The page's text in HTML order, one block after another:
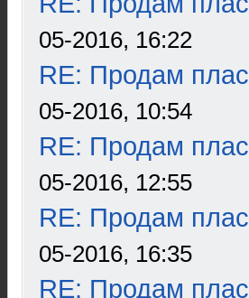
05-2016, 16:22
RE: Продам
05-2016, 10:54
RE: Продам
05-2016, 12:55
RE: Продам
05-2016, 16:35
RE: Продам